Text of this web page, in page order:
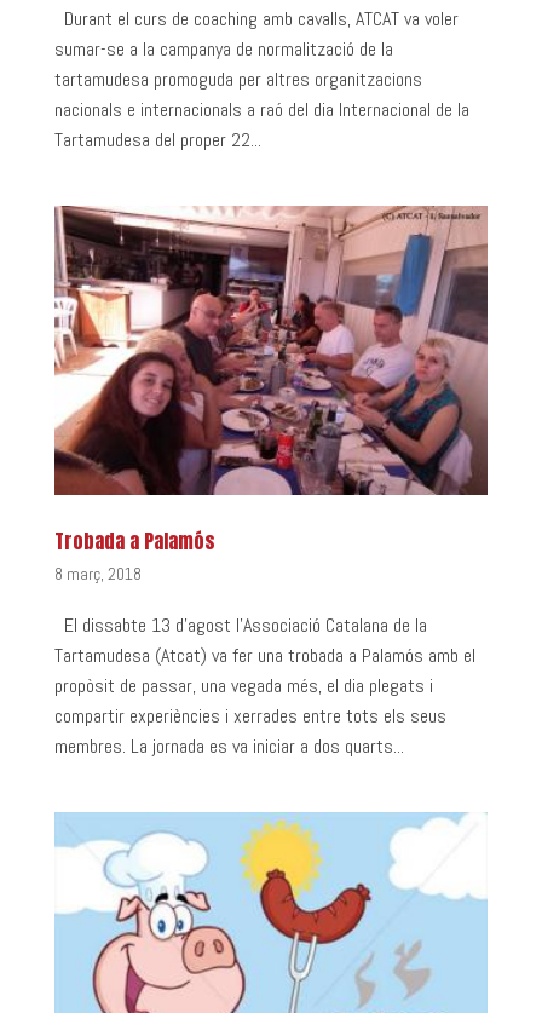
Durant el curs de coaching amb cavalls, ATCAT va voler
sumar-se a la campanya de normalització de la
tartamudesa promoguda per altres organitzacions
nacionals e internacionals a raó del dia Internacional de la
Tartamudesa del proper 22...
Trobada a Palamós
8 març, 2018
El dissabte 13 d’agost l’Associació Catalana de la
Tartamudesa (Atcat) va fer una trobada a Palamós amb el
propòsit de passar, una vegada més, el dia plegats i
compartir experiències i xerrades entre tots els seus
membres. La jornada es va iniciar a dos quarts...